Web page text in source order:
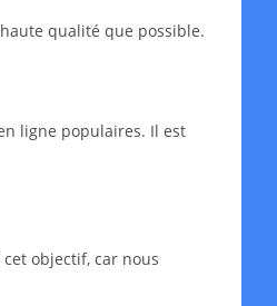
qualité que possible.
ligne populaires. Il est
objectif, car nous